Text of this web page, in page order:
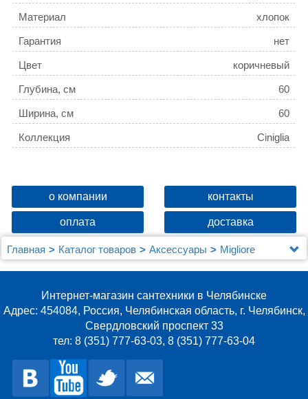
Материал хлопок
Гарантия нет
Цвет коричневый
Глубина, см 60
Ширина, см 60
Коллекция Ciniglia
о компании контакты
оплата доставка
Главная Каталог товаров Аксессуары
Migliore
Коврик Migliore Ciniglia 22339 капучино
Интернет-магазин сантехники в Челябинске
Адрес: 454084, Россия, Челябинская область, г. Челябинск,
Свердловский проспект 33
тел: 8 (351) 777-63-03, 8 (351) 777-63-04